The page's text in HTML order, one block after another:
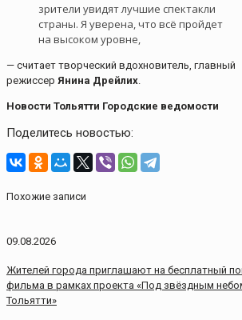
зрители увидят лучшие спектакли
страны. Я уверена, что всё пройдет
на высоком уровне,
— считает творческий вдохновитель, главный
режиссер Янина Дрейлих.
Новости Тольятти Городские ведомости
Поделитесь новостью:
Похожие записи
09.08.2026
Жителей города приглашают на бесплатный
фильма в рамках проекта «Под звёздным
Тольятти»